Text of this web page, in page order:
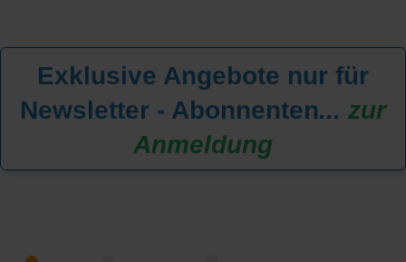
Exklusive Angebote nur für
Newsletter - Abonnenten... zur
Anmeldung